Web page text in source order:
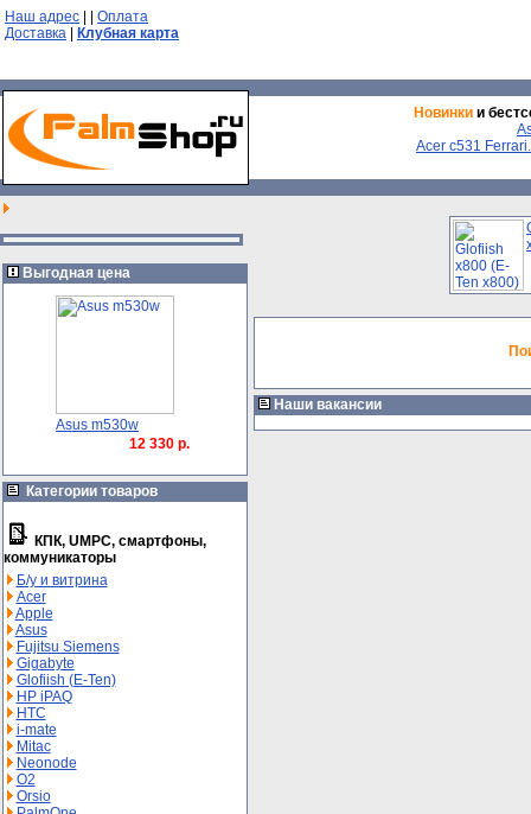
Наш адрес
Оплата
Доставка
Клубная карта
Новинки и
Acer с531
Выгодная цена
Asus m530w
12 330 р.
Категории товаров
КПК, UMPC, смартфоны,
коммуникаторы
Б/у и витрина
Acer
Apple
Asus
Fujitsu Siemens
Gigabyte
Glofiish (E-Ten)
HP iPAQ
HTC
i-mate
Mitac
Neonode
O2
Orsio
Наши вакансии